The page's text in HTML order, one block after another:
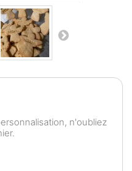
n'oubliez